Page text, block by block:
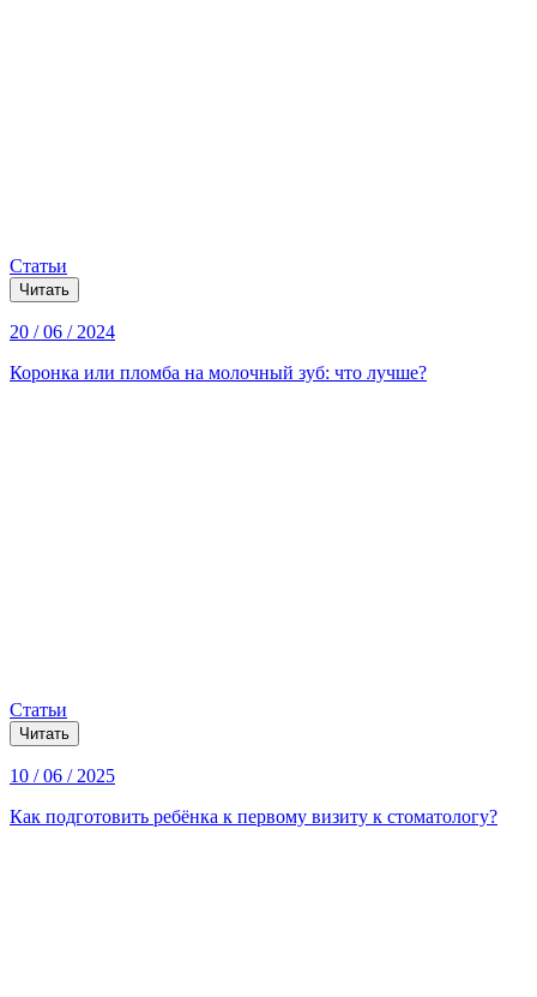
Статьи
Читать
20 / 06 / 2024
Коронка или пломба на молочный зуб: что лучше?
Статьи
Читать
10 / 06 / 2025
Как подготовить ребёнка к первому визиту к стоматологу?